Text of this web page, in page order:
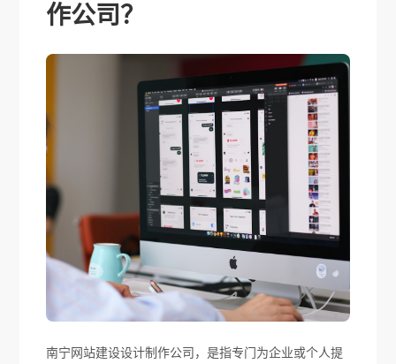
作公司？
南宁网站建设设计制作公司，是指专门为企业或个人提